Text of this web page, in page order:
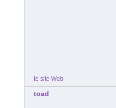
le site Web
toad